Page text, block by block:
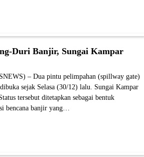
Duri Banjir, Sungai Kampar
– Dua pintu pelimpahan (spillway gate)
sejak Selasa (30/12) lalu. Sungai Kampar
tersebut ditetapkan sebagai bentuk
bencana banjir yang…